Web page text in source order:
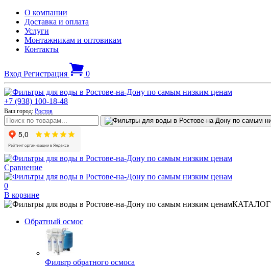
О компании
Доставка и оплата
Услуги
Монтажникам и оптовикам
Контакты
Вход Регистрация 0
+7 (938) 100-18-48
Ваш город: Ростов
Сравнение
0
В корзине
КАТАЛОГ
Обратный осмос
Фильтр обратного осмоса